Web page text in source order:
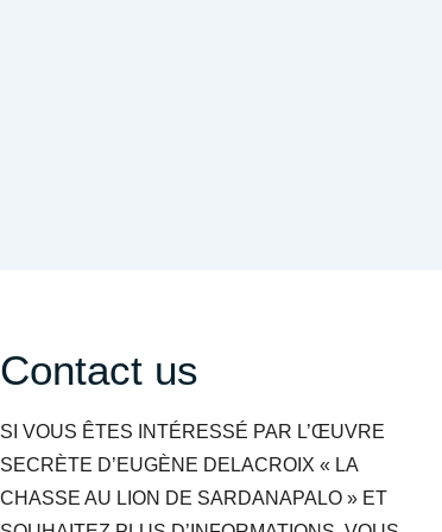
Contact us
SI VOUS ÊTES INTÉRESSÉ PAR L’ŒUVRE
SECRÈTE D’EUGÈNE DELACROIX « LA
CHASSE AU LION DE SARDANAPALO » ET